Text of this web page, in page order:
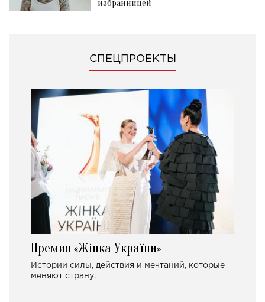
избранницей
СПЕЦПРОЕКТЫ
Премия «Жінка України»
Истории силы, действия и мечтаний, которые
меняют страну.